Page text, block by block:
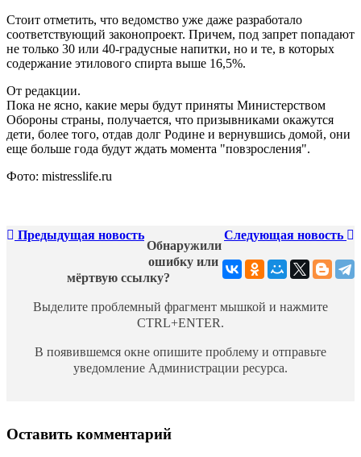
Стоит отметить, что ведомство уже даже разработало
соответствующий законопроект. Причем, под запрет попадают
не только 30 или 40-градусные напитки, но и те, в которых
содержание этилового спирта выше 16,5%.
От редакции.
Пока не ясно, какие меры будут приняты Министерством
Обороны страны, получается, что призывниками окажутся
дети, более того, отдав долг Родине и вернувшись домой, они
еще больше года будут ждать момента "повзросления".
Фото: mistresslife.ru
Предыдущая новость Следующая новость
Обнаружили
ошибку или
мёртвую ссылку?
Выделите проблемный фрагмент мышкой и нажмите
CTRL+ENTER.
В появившемся окне опишите проблему и отправьте
уведомление Администрации ресурса.
Оставить комментарий